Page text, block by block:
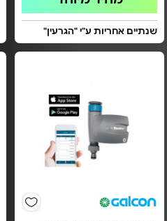
שנתיים אחריות ע"י "הגרעין"